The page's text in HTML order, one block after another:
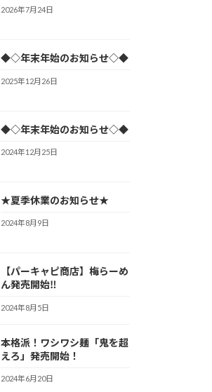
2026年7月24日
◆◇年末年始のお知らせ◇◆
2025年12月26日
◆◇年末年始のお知らせ◇◆
2024年12月25日
★夏季休業のお知らせ★
2024年8月9日
【パーキャピ商店】梅らーめ
ん発売開始‼
2024年8月5日
本格派！ワシワシ麺「鬼を超
えろ」発売開始！
2024年6月20日